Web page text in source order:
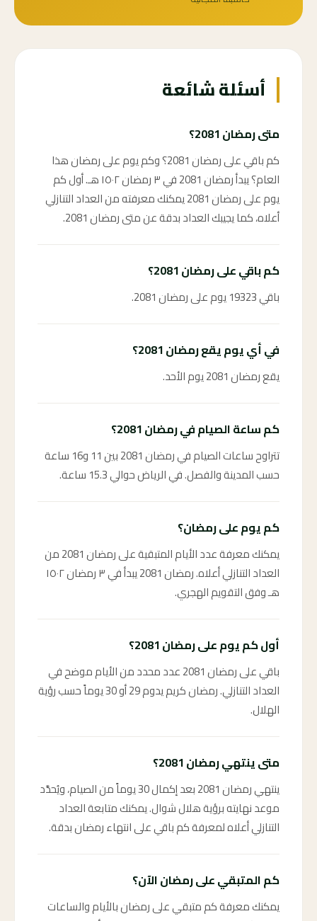
أسئلة شائعة
متى رمضان 2081؟
كم باقي على رمضان 2081؟ وكم يوم على رمضان هذا
العام؟ يبدأ رمضان 2081 في ٣ رمضان ١٥٠٢ هـ. أول كم
يوم على رمضان 2081 يمكنك معرفته من العداد التنازلي
أعلاه، كما يجيبك العداد بدقة عن متى رمضان 2081.
كم باقي على رمضان 2081؟
باقي 19323 يوم على رمضان 2081.
في أي يوم يقع رمضان 2081؟
يقع رمضان 2081 يوم الأحد.
كم ساعة الصيام في رمضان 2081؟
تتراوح ساعات الصيام في رمضان 2081 بين 11 و16 ساعة
حسب المدينة والفصل. في الرياض حوالي 15.3 ساعة.
كم يوم على رمضان؟
يمكنك معرفة عدد الأيام المتبقية على رمضان 2081 من
العداد التنازلي أعلاه. رمضان 2081 يبدأ في ٣ رمضان ١٥٠٢
هـ وفق التقويم الهجري.
أول كم يوم على رمضان 2081؟
باقي على رمضان 2081 عدد محدد من الأيام موضح في
العداد التنازلي. رمضان كريم يدوم 29 أو 30 يوماً حسب رؤية
الهلال.
متى ينتهي رمضان 2081؟
ينتهي رمضان 2081 بعد إكمال 30 يوماً من الصيام، ويُحدَّد
موعد نهايته برؤية هلال شوال. يمكنك متابعة العداد
التنازلي أعلاه لمعرفة كم باقي على انتهاء رمضان بدقة.
كم المتبقي على رمضان الآن؟
يمكنك معرفة كم متبقي على رمضان بالأيام والساعات